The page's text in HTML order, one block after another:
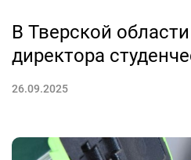
В Тверской
директора
26.09.2025